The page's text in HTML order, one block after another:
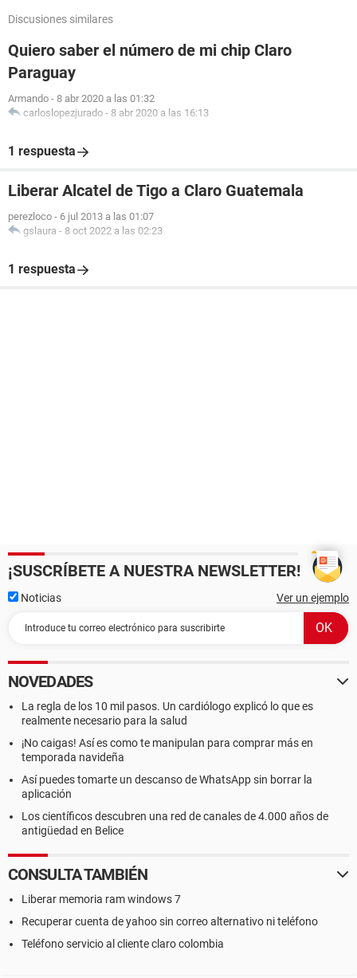
Discusiones similares
Quiero saber el número de mi chip Claro
Paraguay
Armando - 8 abr 2020 a las 01:32
carloslopezjurado - 8 abr 2020 a las 16:13
1 respuesta
Liberar Alcatel de Tigo a Claro Guatemala
perezloco - 6 jul 2013 a las 01:07
gslaura - 8 oct 2022 a las 02:23
1 respuesta
¡SUSCRÍBETE A NUESTRA NEWSLETTER!
Noticias Ver un ejemplo
NOVEDADES
La regla de los 10 mil pasos. Un cardiólogo explicó lo que es
realmente necesario para la salud
¡No caigas! Así es como te manipulan para comprar más en
temporada navideña
Así puedes tomarte un descanso de WhatsApp sin borrar la
aplicación
Los científicos descubren una red de canales de 4.000 años de
antigüedad en Belice
CONSULTA TAMBIÉN
Liberar memoria ram windows 7
Recuperar cuenta de yahoo sin correo alternativo ni teléfono
Teléfono servicio al cliente claro colombia